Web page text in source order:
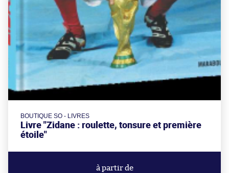
BOUTIQUE SO - LIVRES
Livre "Zidane : roulette, tonsure et première
étoile"
à partir de